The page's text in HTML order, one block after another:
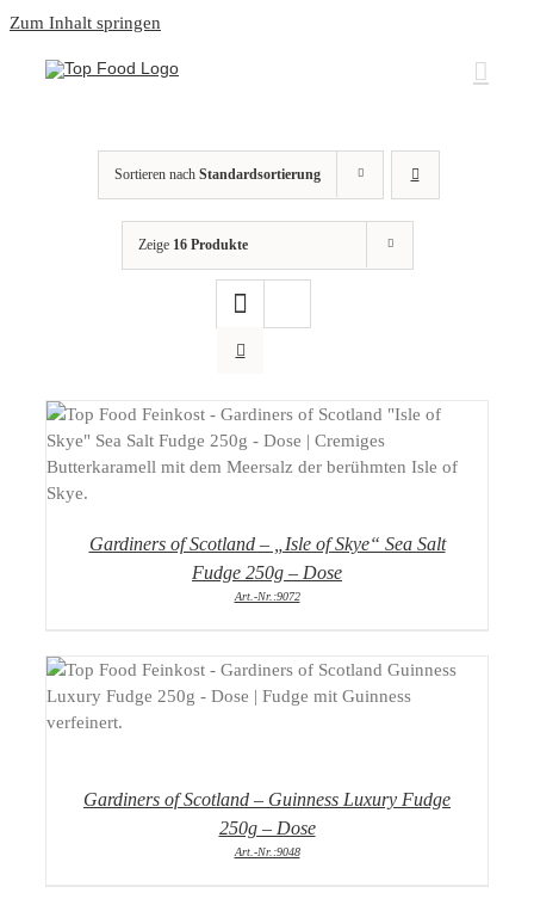
Zum Inhalt springen
Sortieren nach Standardsortierung
Zeige 16 Produkte
DETAILS
Gardiners of Scotland – „Isle of Skye“ Sea Salt
Fudge 250g – Dose
Art.-Nr.:9072
DETAILS
Gardiners of Scotland – Guinness Luxury Fudge
250g – Dose
Art.-Nr.:9048